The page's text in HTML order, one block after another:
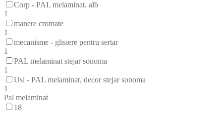
Corp - PAL melaminat, alb
1
manere cromate
1
mecanisme - glisiere pentru sertar
1
PAL melaminat stejar sonoma
1
Usi - PAL melaminat, decor stejar sonoma
1
Pal melaminat
18